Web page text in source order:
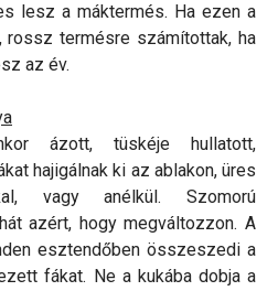
lesz a máktermés. Ha ezen a
rossz termésre számítottak, ha
az év.
ázott, tüskéje hullatott,
hajigálnak ki az ablakon, üres
vagy anélkül. Szomorú
azért, hogy megváltozzon. A
esztendőben összeszedi a
fákat. Ne a kukába dobja a